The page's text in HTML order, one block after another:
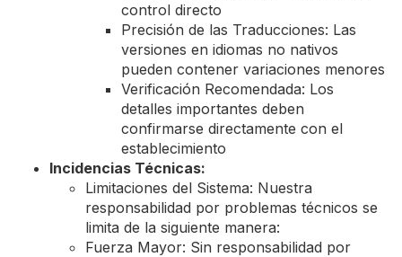
control directo
Precisión de las Traducciones: Las
versiones en idiomas no nativos
pueden contener variaciones menores
Verificación Recomendada: Los
detalles importantes deben
confirmarse directamente con el
establecimiento
Incidencias Técnicas:
Limitaciones del Sistema: Nuestra
responsabilidad por problemas técnicos se
limita de la siguiente manera:
Fuerza Mayor: Sin responsabilidad por